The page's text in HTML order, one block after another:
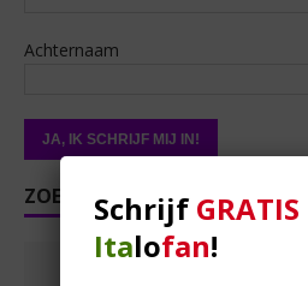
Achternaam
ZOEKENSchrijf GRATIS
Italofan!